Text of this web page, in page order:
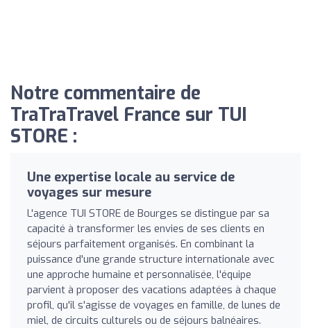
Notre commentaire de
TraTraTravel France sur TUI
STORE :
Une expertise locale au service de
voyages sur mesure
L'agence TUI STORE de Bourges se distingue par sa
capacité à transformer les envies de ses clients en
séjours parfaitement organisés. En combinant la
puissance d'une grande structure internationale avec
une approche humaine et personnalisée, l'équipe
parvient à proposer des vacations adaptées à chaque
profil, qu'il s'agisse de voyages en famille, de lunes de
miel, de circuits culturels ou de séjours balnéaires.